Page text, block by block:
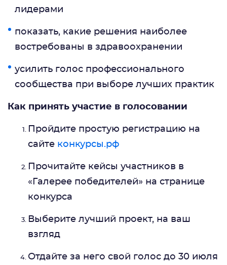
лидерами
показать, какие решения наиболее
востребованы в здравоохранении
усилить голос профессионального
сообщества при выборе лучших практик
Как принять участие в голосовании
Пройдите простую регистрацию на
сайте конкурсы.рф
Прочитайте кейсы участников в
«Галерее победителей» на странице
конкурса
Выберите лучший проект, на ваш
взгляд
Отдайте за него свой голос до 30 июля